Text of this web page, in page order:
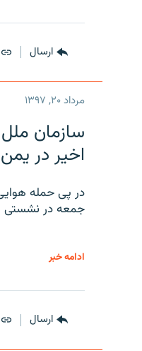
ارسال
مرداد ۲۰, ۱۳۹۷
سازمان
اخیر در
در پی حمله
جمعه در نشستی
ادامه خبر
ارسال